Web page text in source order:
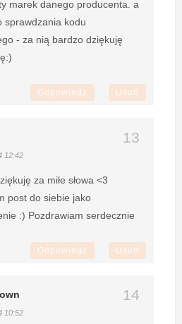
marek danego producenta. a
sprawdzania kodu
- za nią bardzo dziękuję
Odpowiedz Usuń
12:42
za miłe słowa <3
post do siebie jako
:) Pozdrawiam serdecznie
Odpowiedz Usuń
10:52